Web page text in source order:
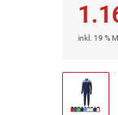
inkl. 19 %